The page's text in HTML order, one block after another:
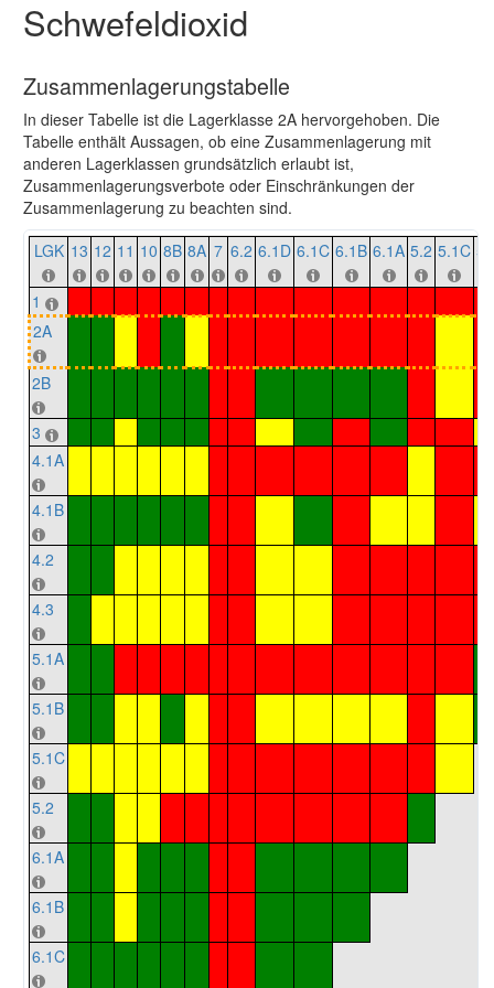
Schwefeldioxid
Zusammenlagerungstabelle
In dieser Tabelle ist die Lagerklasse 2A hervorgehoben. Die
Tabelle enthält Aussagen, ob eine Zusammenlagerung mit
anderen Lagerklassen grundsätzlich erlaubt ist,
Zusammenlagerungsverbote oder Einschränkungen der
Zusammenlagerung zu beachten sind.
LGK 13 12 11 10 8B 8A 7 6.2 6.1D 6.1C 6.1B 6.1A 5.2 5.1C
1
2A
2B
3
4.1A
4.1B
4.2
4.3
5.1A
5.1B
5.1C
5.2
6.1A
6.1B
6.1C